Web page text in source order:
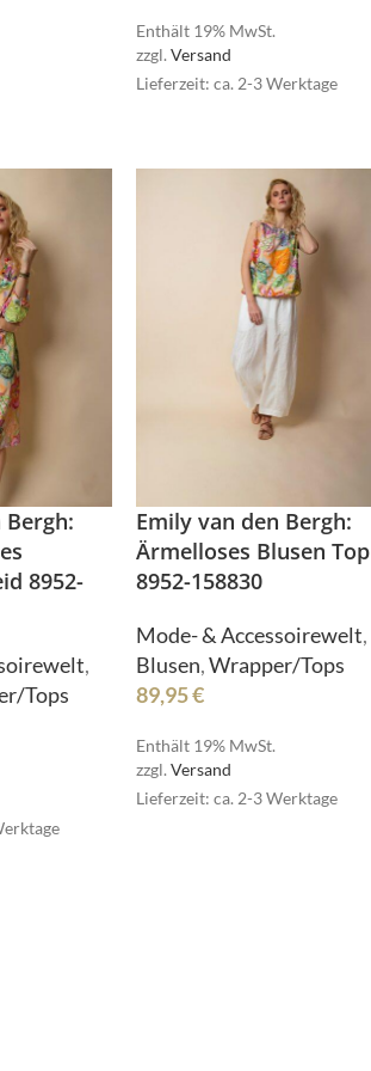
lovelies
miss goodlife
goodlife
Senses
Enthält 19% MwSt.
zzgl. Versand
Lieferzeit: ca. 2-3 Werktage
Bergh:
8952-
,
Tops
Emily van den Bergh:
Ärmelloses Blusen Top
8952-158830
Mode- & Accessoirewelt,
Blusen,Wrapper/Tops
89,95€
Enthält 19% MwSt.
zzgl. Versand
Lieferzeit: ca. 2-3 Werktage